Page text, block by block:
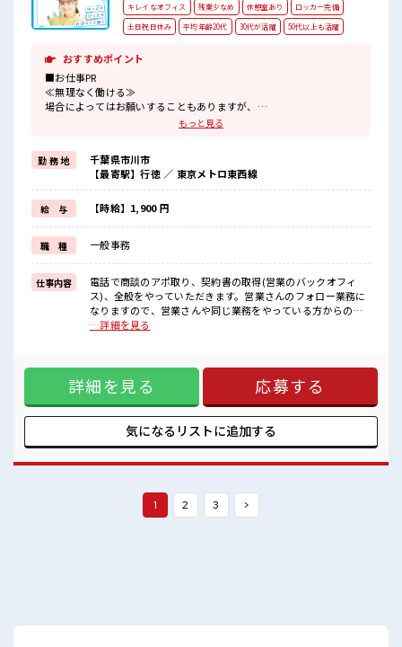
キレイなオフィス
残業少なめ 休憩室あり
ロッカー完備
土日祝日休み
平均年齢20代 30代が活躍 50代以上も活躍
おすすめポイント
■お仕事PR
≪無理なく働ける≫
場合によってはお願いすることもありますが、
週末は家族や友人と一緒にプライベート満喫！
≪未経験の方も大カンゲイ≫
新しいことにチャレンジするのは不安だけど、
しっかり働く環境が整っています！
イチからスキルUP・ステップUP目指していきましょう！
≪自分に合った期間で働ける≫
福利厚生が整った派遣のお仕事です！
■職場の雰囲気
20代の若い世代がたくさん活躍中の活気ある職場！
休憩室で楽しくおしゃべり！
ストレス解消☆
職場にはロッカー完備！
もっと見る
勤 務 地
千葉県市川市
【最寄駅】行徳 ／ 東京メトロ東西線
給 与 【時給】1,900 円
職 種 一般事務
仕事内容
電話で商談のアポ取り、契約書の取得(営業のバックオフィ
ス)、全般をやっていただきます。営業さんのフォロー業務に
なりますので、営業さんや同じ業務をやっている方からの指
示に沿って動いて頂きます。・営業サポートとして、物件状
理なく働ける≫ 場合によってはお願いすることもあります
が、 残業はほとんどナシ！ ≪週休2日制≫ 週末は家族や友人
と一緒にプライベート満喫！ ≪未経験の方も大カンゲイ≫ 新
しいことにチャレンジするのは不安だけど、 しっかり働く環
境が整っています！ イチからスキルUP・ステップUP目指し
ていきましょう！ ≪自分に合った期間で働ける≫ 福利厚生が
たくさん活躍中の活気ある職場！ 休憩室で楽しくおしゃべ
には注意が必要ですね★
…詳細を見る
詳細を見る 応募する
気になるリストに追加する
1 2 3 >